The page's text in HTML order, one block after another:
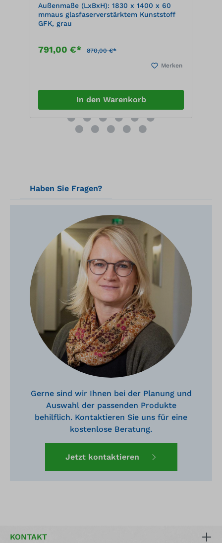
Außenmaße (LxBxH): 1830 x 1400 x 60
mmaus glasfaserverstärktem Kunststoff
GFK, grau
791,00 €* 870,00 €*
Merken
In den Warenkorb
Haben Sie Fragen?
Gerne sind wir Ihnen bei der Planung und
Auswahl der passenden Produkte
behilflich. Kontaktieren Sie uns für eine
kostenlose Beratung.
Jetzt kontaktieren
KONTAKT